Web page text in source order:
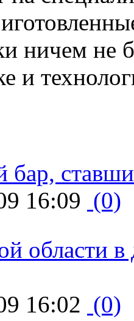
ничем не
и
бар,
16:09 (0)
области в
16:02 (0)